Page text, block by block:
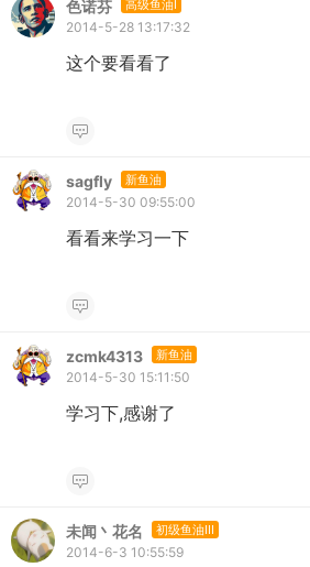
色诺芬 高级鱼油I
2014-5-28 13:17:32
这个要看看了
sagfly 新鱼油
2014-5-30 09:55:00
看看来学习一下
zcmk4313 新鱼油
2014-5-30 15:11:50
学习下,感谢了
未闻丶花名 初级鱼油III
2014-6-3 10:55:59